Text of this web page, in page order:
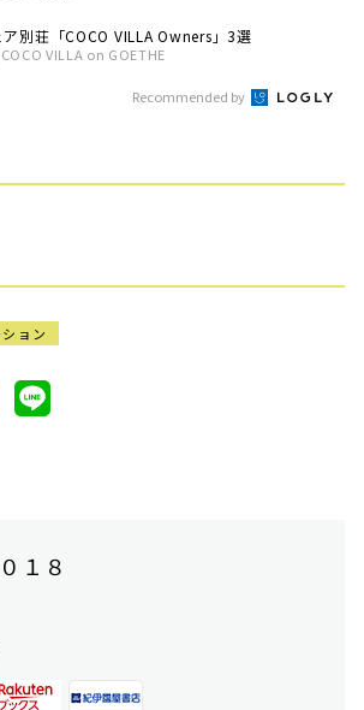
ア別荘「COCO VILLA Owners」3選
VILLA on GOETHE
Recommended by
ョン
１８